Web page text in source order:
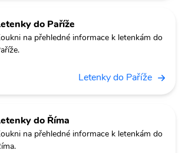
do Paříže
na přehledné informace k letenkám do
Letenky do Paříže
do Říma
na přehledné informace k letenkám do